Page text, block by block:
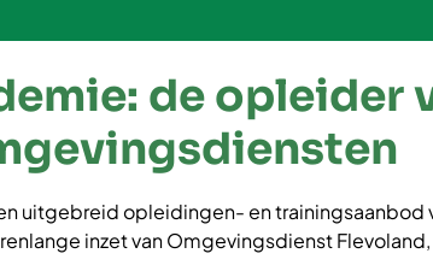
de opleider
uitgebreid opleidingen- en
inzet van Omgevingsdienst Flevoland,